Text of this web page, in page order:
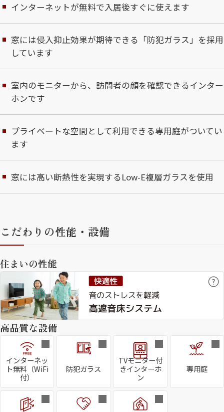
インターネットが無料で入居後すぐに使えます
窓には侵入抑止効果が期待できる「防犯ガラス」を採用
しています
室内のモニターから、訪問者の顔を確認できるインター
ホンです
プライベートな空間として利用できる専用庭がついてい
ます
窓には高い断熱性を実現するLow-E複層ガラスを使用
こだわりの性能・設備
住まいの性能
高品質な設備
インターネッ
ト無料（WiFi
付）
防犯ガラス
TVモニター付
きインターホ
ン
専用庭